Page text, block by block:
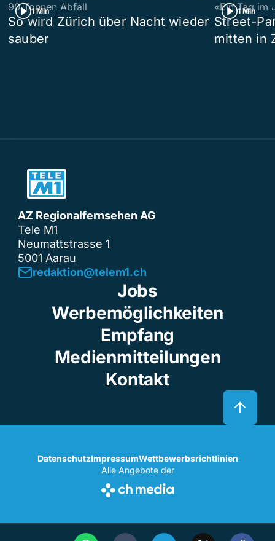
1 Min
90 Tonnen Abfall
So wird Zürich über Nacht wieder
sauber
1 Min
«Ein Tag im
Street-
mitten in
AZ Regionalfernsehen AG
Tele M1
Neumattstrasse 1
5001 Aarau
redaktion@telem1.ch
Jobs
Werbemöglichkeiten
Empfang
Medienmitteilungen
Kontakt
DatenschutzImpressumWettbewerbsrichtlinien
Alle Angebote der